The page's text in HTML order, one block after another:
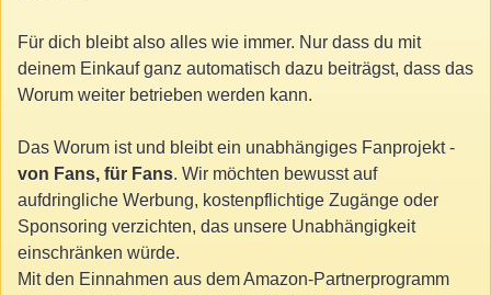
Für dich bleibt also alles wie immer. Nur dass du mit
deinem Einkauf ganz automatisch dazu beiträgst, dass das
Worum weiter betrieben werden kann.
Das Worum ist und bleibt ein unabhängiges Fanprojekt -
von Fans, für Fans. Wir möchten bewusst auf
aufdringliche Werbung, kostenpflichtige Zugänge oder
Sponsoring verzichten, das unsere Unabhängigkeit
einschränken würde.
Mit den Einnahmen aus dem Amazon-Partnerprogramm